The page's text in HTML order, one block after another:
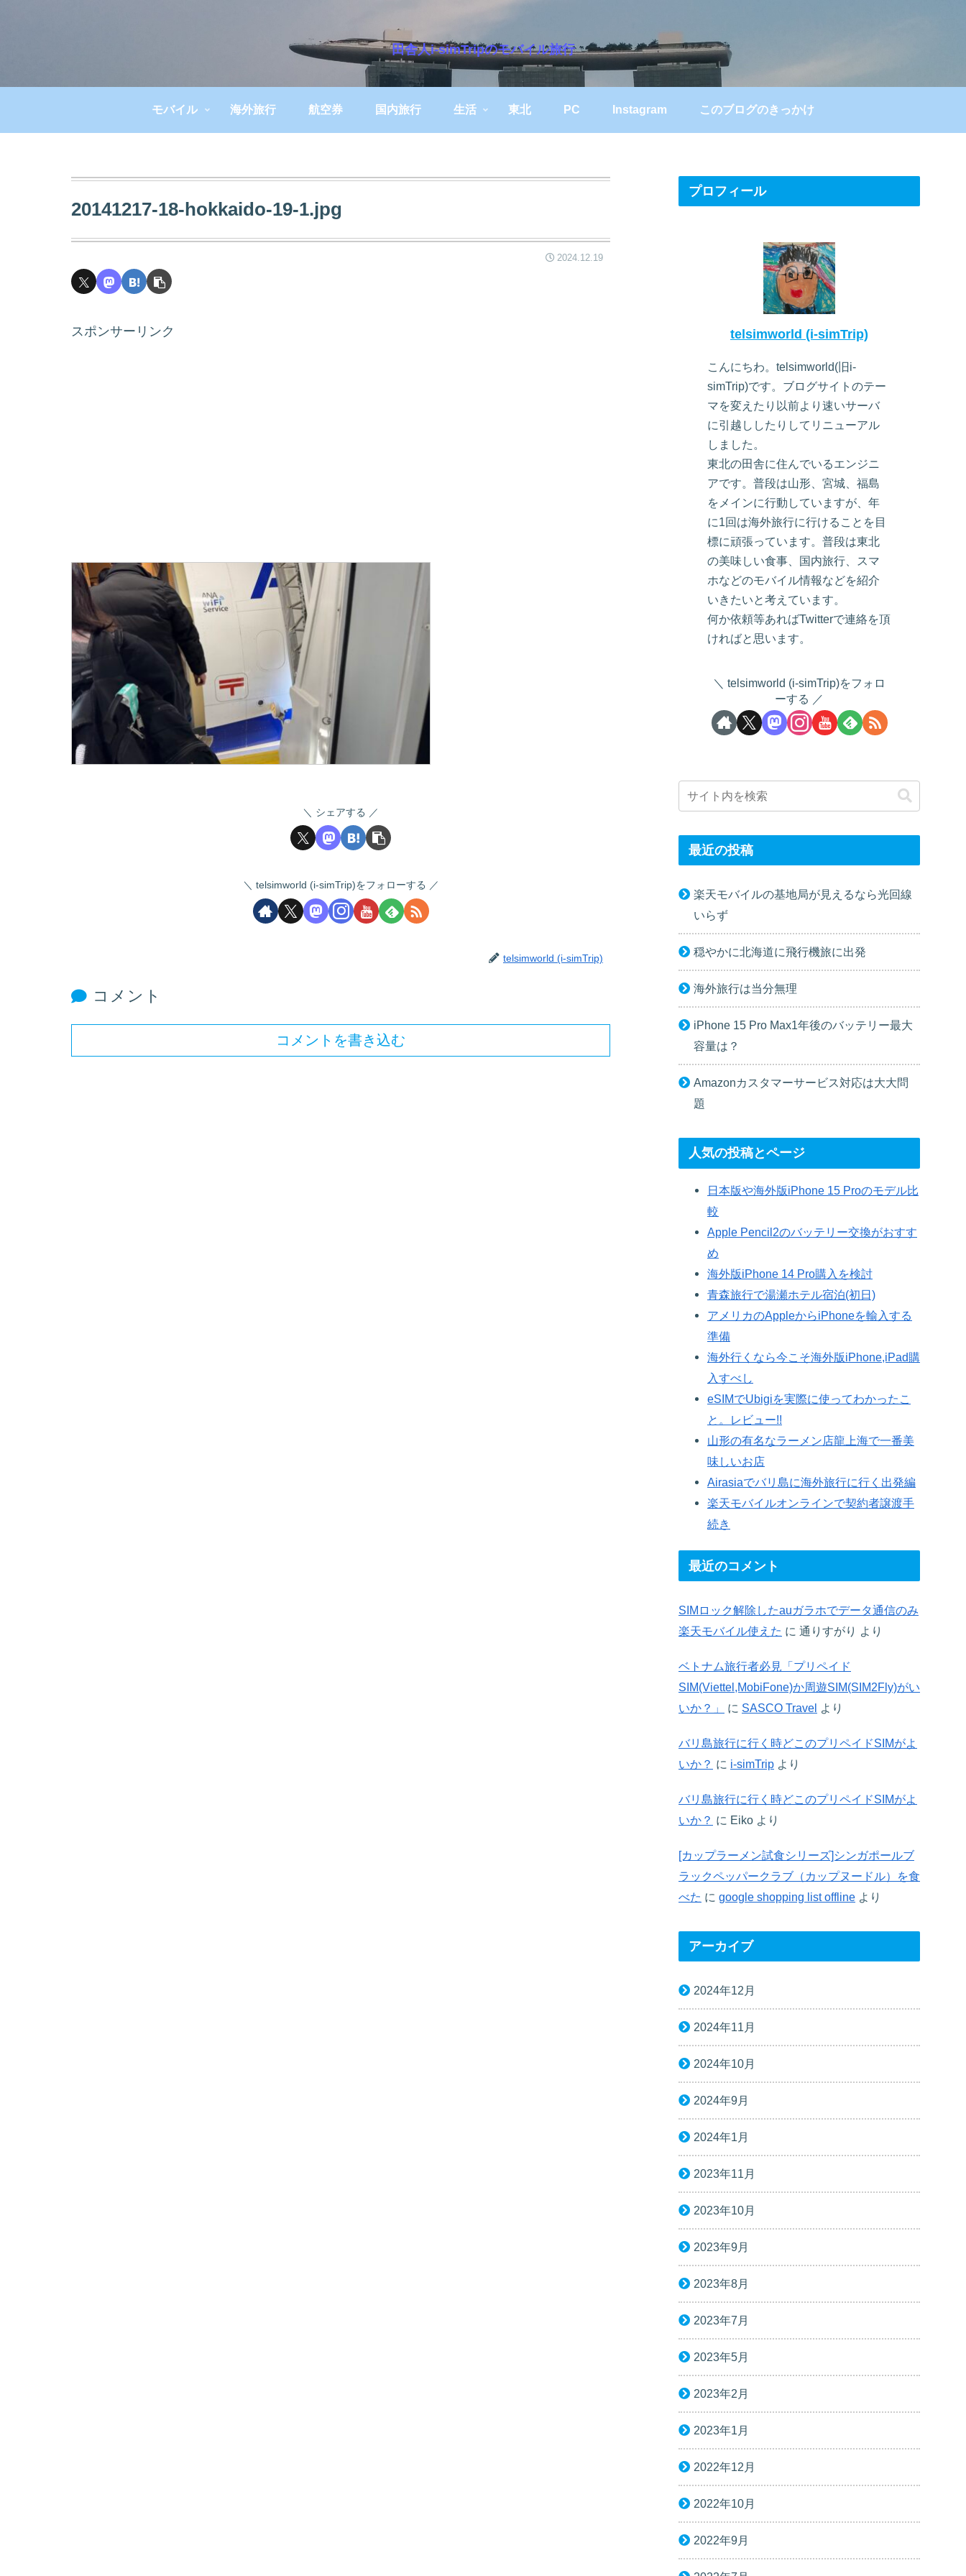
田舎人i-simTripのモバイル旅行
モバイル 海外旅行 航空券 国内旅行 生活 東北 PC Instagram このブログのきっかけ
20141217-18-hokkaido-19-1.jpg
2024.12.19
スポンサーリンク
シェアする
telsimworld (i-simTrip)をフォローする
telsimworld (i-simTrip)
コメント
コメントを書き込む
プロフィール
telsimworld (i-simTrip)
こんにちわ。telsimworld(旧i-
simTrip)です。ブログサイトのテー
マを変えたり以前より速いサーバ
に引越ししたりしてリニューアル
しました。
東北の田舎に住んでいるエンジニ
アです。普段は山形、宮城、福島
をメインに行動していますが、年
に1回は海外旅行に行けることを目
標に頑張っています。普段は東北
の美味しい食事、国内旅行、スマ
ホなどのモバイル情報などを紹介
いきたいと考えています。
何か依頼等あればTwitterで連絡を頂
ければと思います。
telsimworld (i-simTrip)をフォロ
ーする
最近の投稿
楽天モバイルの基地局が見えるなら光回線
いらず
穏やかに北海道に飛行機旅に出発
海外旅行は当分無理
iPhone 15 Pro Max1年後のバッテリー最大
容量は？
Amazonカスタマーサービス対応は大大問
題
人気の投稿とページ
日本版や海外版iPhone 15 Proのモデル比
較
Apple Pencil2のバッテリー交換がおすす
め
海外版iPhone 14 Pro購入を検討
青森旅行で湯瀬ホテル宿泊(初日)
アメリカのAppleからiPhoneを輸入する
準備
海外行くなら今こそ海外版iPhone,iPad購
入すべし
eSIMでUbigiを実際に使ってわかったこ
と。レビュー!!
山形の有名なラーメン店龍上海で一番美
味しいお店
Airasiaでバリ島に海外旅行に行く出発編
楽天モバイルオンラインで契約者譲渡手
続き
最近のコメント
SIMロック解除したauガラホでデータ通信のみ
楽天モバイル使えた に 通りすがり より
ベトナム旅行者必見「プリペイド
SIM(Viettel,MobiFone)か周遊SIM(SIM2Fly)がい
いか？」
に SASCO Travel より
バリ島旅行に行く時どこのプリペイドSIMがよ
いか？ に i-simTrip より
バリ島旅行に行く時どこのプリペイドSIMがよ
いか？ に Eiko より
[カップラーメン試食シリーズ]シンガポールブ
ラックペッパークラブ（カップヌードル）を食
べた に google shopping list offline より
アーカイブ
2024年12月
2024年11月
2024年10月
2024年9月
2024年1月
2023年11月
2023年10月
2023年9月
2023年8月
2023年7月
2023年5月
2023年2月
2023年1月
2022年12月
2022年10月
2022年9月